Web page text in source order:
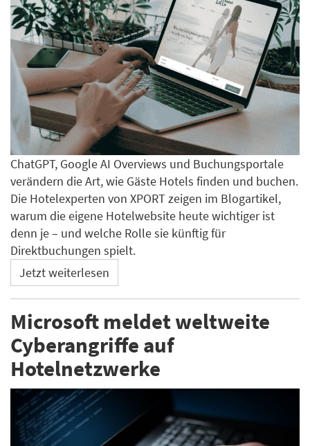
ChatGPT, Google AI Overviews und Buchungsportale
verändern die Art, wie Gäste Hotels finden und buchen.
Die Hotelexperten von XPORT zeigen im Blogartikel,
warum die eigene Hotelwebsite heute wichtiger ist
denn je – und welche Rolle sie künftig für
Direktbuchungen spielt.
Jetzt weiterlesen
Microsoft meldet weltweite
Cyberangriffe auf
Hotelnetzwerke